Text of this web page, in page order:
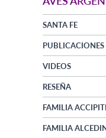
SANTA FE
PUBLICACIONES
VIDEOS
RESEÑA
FAMILIA
FAMILIA